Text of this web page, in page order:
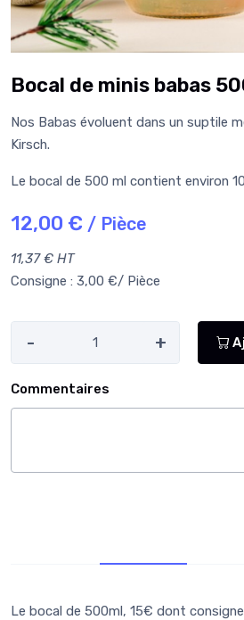
Bocal de minis babas
Nos Babas évoluent dans un suptile
Kirsch.
Le bocal de 500 ml contient environ
12,00 € / Pièce
11,37 € HT
Consigne : 3,00 €/ Pièce
- +
Commentaires
Le bocal de 500ml, 15€ dont